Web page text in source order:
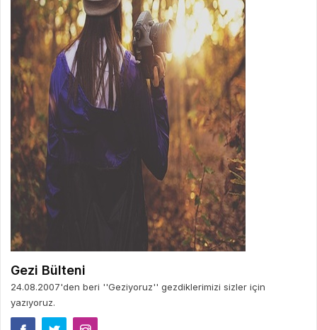
Gezi Bülteni
24.08.2007'den beri ''Geziyoruz'' gezdiklerimizi sizler için
yazıyoruz.